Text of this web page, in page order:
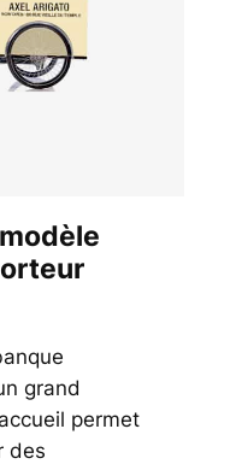
grand
permet
des